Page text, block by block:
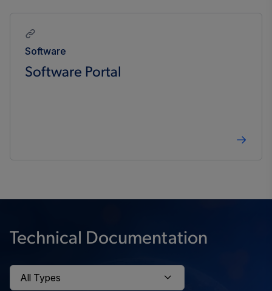
Software
Software Portal
Technical Documentation